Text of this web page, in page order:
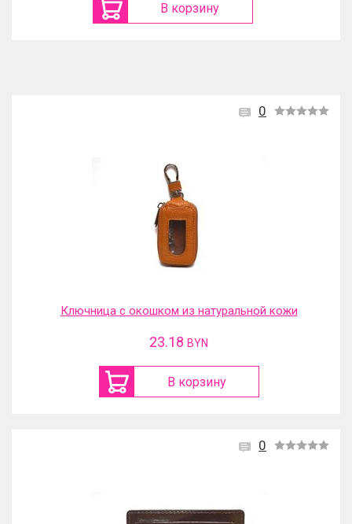
В корзину
0
Ключница с окошком из натуральной кожи
23.18 BYN
В корзину
0